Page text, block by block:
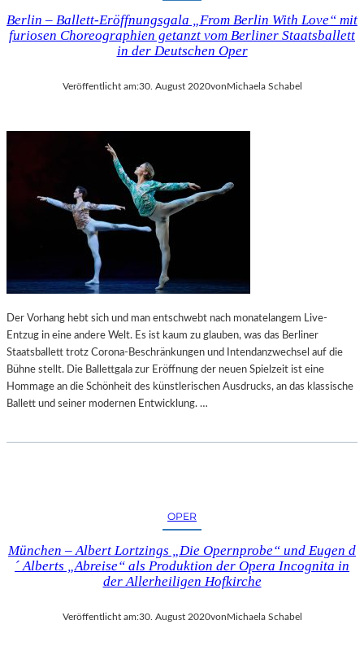
Berlin – Ballett-Eröffnungsgala „From Berlin With Love“ mit
furiosen Choreographien getanzt vom Berliner Staatsballett
in der Deutschen Oper
Veröffentlicht am:30. August 2020von Michaela Schabel
Der Vorhang hebt sich und man entschwebt nach monatelangem Live-
Entzug in eine andere Welt. Es ist kaum zu glauben, was das Berliner
Staatsballett trotz Corona-Beschränkungen und Intendanzwechsel auf die
Bühne stellt. Die Ballettgala zur Eröffnung der neuen Spielzeit ist eine
Hommage an die Schönheit des künstlerischen Ausdrucks, an das klassische
Ballett und seiner modernen Entwicklung. …
OPER
München – Albert Lortzings „Die Opernprobe“ und Eugen d
´ Alberts „Abreise“ als Produktion der Opera Incognita in
der Allerheiligen Hofkirche
Veröffentlicht am:30. August 2020vonMichaela Schabel